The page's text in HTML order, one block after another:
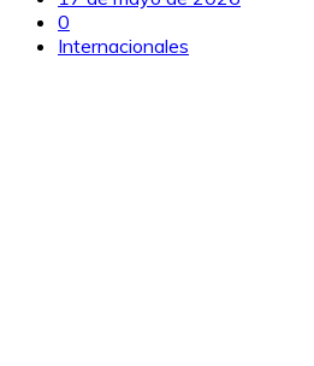
0
Internacionales